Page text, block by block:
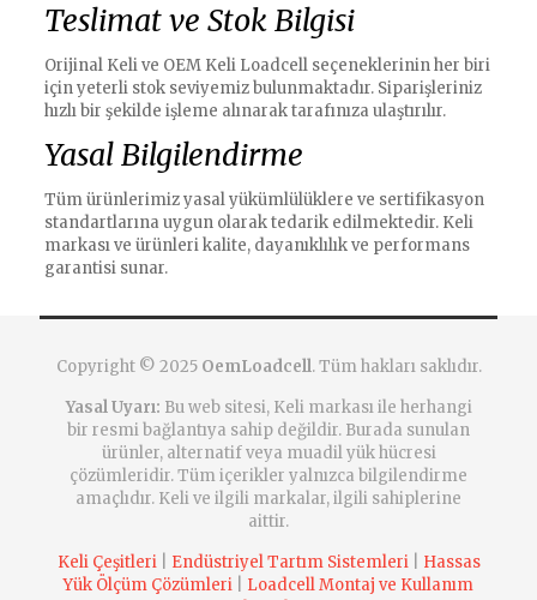
Teslimat ve Stok Bilgisi
Orijinal Keli ve OEM Keli Loadcell seçeneklerinin her biri
için yeterli stok seviyemiz bulunmaktadır. Siparişleriniz
hızlı bir şekilde işleme alınarak tarafınıza ulaştırılır.
Yasal Bilgilendirme
Tüm ürünlerimiz yasal yükümlülüklere ve sertifikasyon
standartlarına uygun olarak tedarik edilmektedir. Keli
markası ve ürünleri kalite, dayanıklılık ve performans
garantisi sunar.
Copyright © 2025 OemLoadcell. Tüm hakları saklıdır.
Yasal Uyarı: Bu web sitesi, Keli markası ile herhangi
bir resmi bağlantıya sahip değildir. Burada sunulan
ürünler, alternatif veya muadil yük hücresi
çözümleridir. Tüm içerikler yalnızca bilgilendirme
amaçlıdır. Keli ve ilgili markalar, ilgili sahiplerine
aittir.
Keli Çeşitleri| Endüstriyel Tartım Sistemleri| Hassas
Yük Ölçüm Çözümleri
Loadcell Montaj ve Kullanım